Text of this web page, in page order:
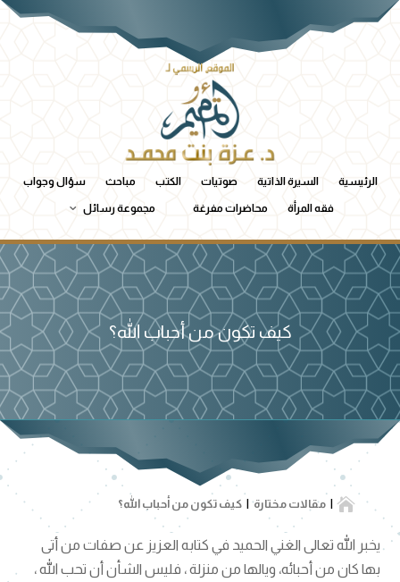
الرئيسية السيرة الذاتية صوتيات الكتب مباحث سؤال وجواب
فقه المرأة محاضرات مفرغة مجموعة رسائل
كيف تكون من أحباب الله؟
 مقالات مختارة كيف تكون من أحباب الله؟
يخبر الله تعالى الغني الحميد في كتابه العزيز عن صفات من أتى
بها كان من أحبائه، ويالها من منزلة ، فليس الشأن أن تحب الله ،